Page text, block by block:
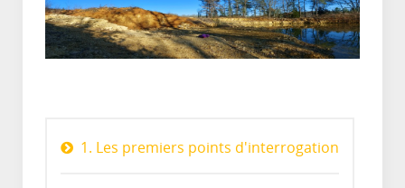
1. Les premiers points d'interrogation